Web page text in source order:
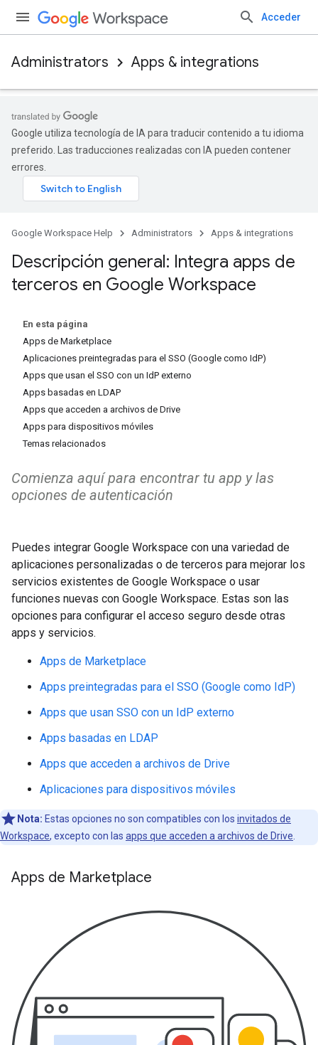
Acceder
Administrators Apps & integrations
Google utiliza tecnología de IA para traducir contenido a tu idioma
preferido. Las traducciones realizadas con IA pueden contener
errores.
Google Workspace Help Administrators Apps & integrations
Descripción general: Integra apps de
terceros en Google Workspace
En esta página
Apps de Marketplace
Aplicaciones preintegradas para el SSO (Google como IdP)
Apps que usan el SSO con un IdP externo
Apps basadas en LDAP
Apps que acceden a archivos de Drive
Apps para dispositivos móviles
Temas relacionados
Comienza aquí para encontrar tu app y las
opciones de autenticación
Puedes integrar Google Workspace con una variedad de
aplicaciones personalizadas o de terceros para mejorar los
servicios existentes de Google Workspace o usar
funciones nuevas con Google Workspace. Estas son las
opciones para configurar el acceso seguro desde otras
apps y servicios.
Apps de Marketplace
Apps preintegradas para el SSO (Google como IdP)
Apps que usan SSO con un IdP externo
Apps basadas en LDAP
Apps que acceden a archivos de Drive
Aplicaciones para dispositivos móviles
Nota: Estas opciones no son compatibles con los invitados de
Workspace, excepto con las apps que acceden a archivos de Drive
Apps de Marketplace